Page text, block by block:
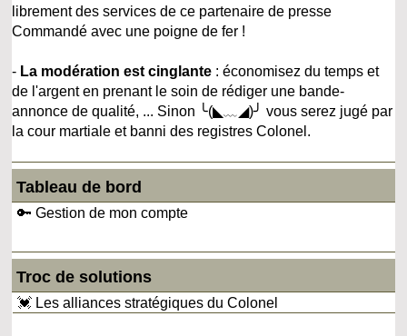
librement des services de ce partenaire de presse
Commandé avec une poigne de fer !
- La modération est cinglante : économisez du temps et
de l'argent en prenant le soin de rédiger une bande-
annonce de qualité, ... Sinon ╰(◣﹏◢)╯ vous serez jugé par
la cour martiale et banni des registres Colonel.
Tableau de bord
🔑 Gestion de mon compte
Troc de solutions
💓 Les alliances stratégiques du Colonel